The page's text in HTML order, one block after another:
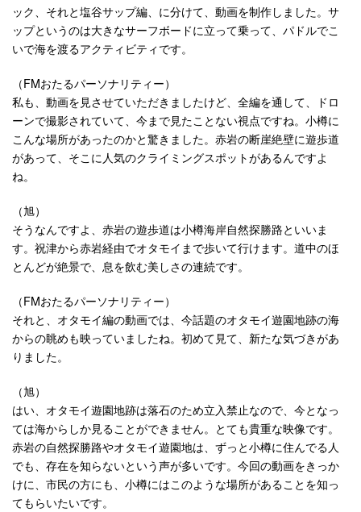
ック、それと塩谷サップ編、に分けて、動画を制作しました。サ
ップというのは大きなサーフボードに立って乗って、パドルでこ
いで海を渡るアクティビティです。
（FMおたるパーソナリティー）
私も、動画を見させていただきましたけど、全編を通して、ドロ
ーンで撮影されていて、今まで見たことない視点ですね。小樽に
こんな場所があったのかと驚きました。赤岩の断崖絶壁に遊歩道
があって、そこに人気のクライミングスポットがあるんですよ
ね。
（旭）
そうなんですよ、赤岩の遊歩道は小樽海岸自然探勝路といいま
す。祝津から赤岩経由でオタモイまで歩いて行けます。道中のほ
とんどが絶景で、息を飲む美しさの連続です。
（FMおたるパーソナリティー）
それと、オタモイ編の動画では、今話題のオタモイ遊園地跡の海
からの眺めも映っていましたね。初めて見て、新たな気づきがあ
りました。
（旭）
はい、オタモイ遊園地跡は落石のため立入禁止なので、今となっ
ては海からしか見ることができません。とても貴重な映像です。
赤岩の自然探勝路やオタモイ遊園地は、ずっと小樽に住んでる人
でも、存在を知らないという声が多いです。今回の動画をきっか
けに、市民の方にも、小樽にはこのような場所があることを知っ
てもらいたいです。